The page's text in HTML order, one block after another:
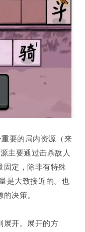
要的局内资源（来
主要通过击杀敌人
固定，除非有特殊
是大致接近的。也
决策。
展开。展开的方